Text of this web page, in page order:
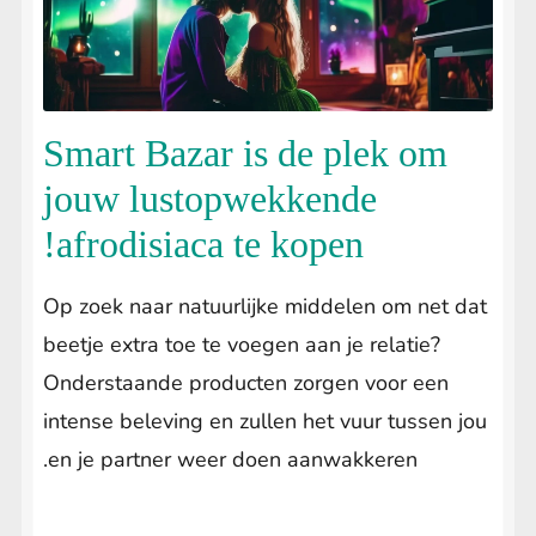
Wietzaden
Energizers
Relaxation
Lust & Libido
DNX-Party Caps
Happy Caps
CBD
Kanna
Smart Bazar is de plek om
jouw lustopwekkende
afrodisiaca te kopen!
Op zoek naar natuurlijke middelen om net dat
beetje extra toe te voegen aan je relatie?
Onderstaande producten zorgen voor een
intense beleving en zullen het vuur tussen jou
en je partner weer doen aanwakkeren.